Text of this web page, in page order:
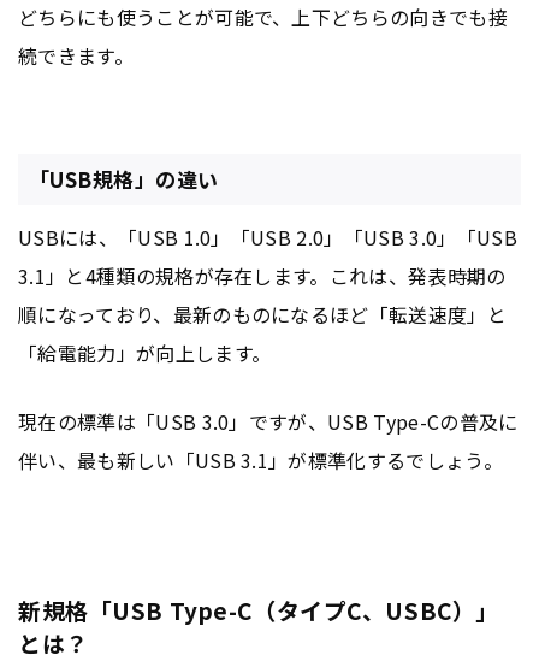
どちらにも使うことが可能で、上下どちらの向きでも接
続できます。
「USB規格」の違い
USBには、「USB 1.0」「USB 2.0」「USB 3.0」「USB
3.1」と4種類の規格が存在します。これは、発表時期の
順になっており、最新のものになるほど「転送速度」と
「給電能力」が向上します。
現在の標準は「USB 3.0」ですが、USB Type-Cの普及に
伴い、最も新しい「USB 3.1」が標準化するでしょう。
新規格「USB Type-C（タイプC、USBC）」
とは？